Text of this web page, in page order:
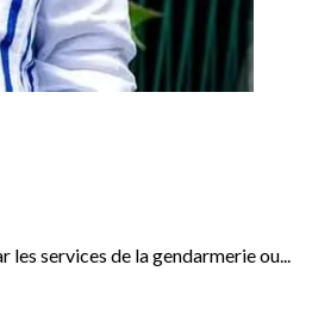
services de la gendarmerie ou...